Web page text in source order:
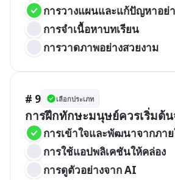
การวางแผนและแก้ปัญหาอย่
การจำเนื้อหาบทเรียน
การวาดภาพอย่างสวยงาม
# 9 เลือกประเภท
การฝึกทักษะมนุษย์ควรเริ่มต้น
การเข้าใจและพัฒนาจากภา
การใช้แอปพลิเคชันให้คล่อง
การดูตัวอย่างจาก AI